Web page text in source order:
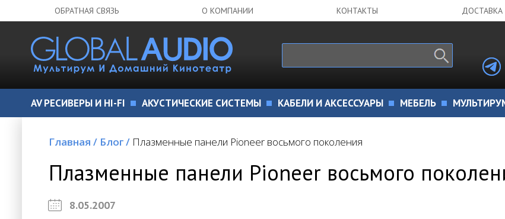
ОБРАТНАЯ СВЯЗЬ О КОМПАНИИ КОНТАКТЫ ДОСТАВКА
AV РЕСИВЕРЫ И HI-FI АКУСТИЧЕСКИЕ СИСТЕМЫ КАБЕЛИ И АКСЕССУАРЫ МЕБЕЛЬ
Главная / Блог/ Плазменные панели Pioneer восьмого поколения
Плазменные панели Pioneer восьмого
8.05.2007